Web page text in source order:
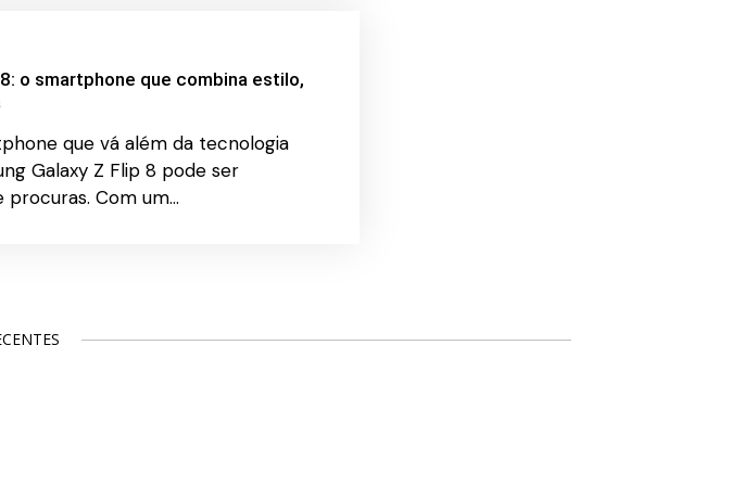
o smartphone que combina estilo,
que vá além da tecnologia
Galaxy Z Flip 8 pode ser
procuras. Com um…